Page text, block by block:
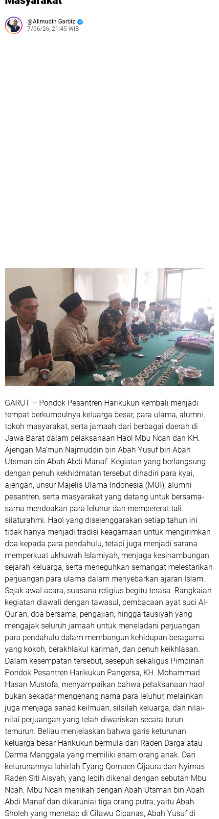
Cipta Kondusif, Polsek Wanaraja Gelar Operasi Miras di
Alimudin Garbiz
7/06/26, 21:45 WIB
GARUT – Pondok Pesantren Harikukun kembali menjadi
tempat berkumpulnya keluarga besar, para ulama, alumni,
tokoh masyarakat, serta jamaah dari berbagai daerah di
Jawa Barat dalam pelaksanaan Haol Mbu Ncah dan KH.
Ajengan Ma'mun Najmuddin bin Abah Yusuf bin Abah
Utsman bin Abah Abdi Manaf. Kegiatan yang berlangsung
dengan penuh kekhidmatan tersebut dihadiri para kyai,
ajengan, unsur Majelis Ulama Indonesia (MUI), alumni
pesantren, serta masyarakat yang datang untuk bersama-
sama mendoakan para leluhur dan mempererat tali
silaturahmi. Haol yang diselenggarakan setiap tahun ini
tidak hanya menjadi tradisi keagamaan untuk mengirimkan
doa kepada para pendahulu, tetapi juga menjadi sarana
memperkuat ukhuwah Islamiyah, menjaga kesinambungan
sejarah keluarga, serta meneguhkan semangat melestarikan
perjuangan para ulama dalam menyebarkan ajaran Islam.
Sejak awal acara, suasana religius begitu terasa. Rangkaian
kegiatan diawali dengan tawasul, pembacaan ayat suci Al-
Qur'an, doa bersama, pengajian, hingga tausiyah yang
mengajak seluruh jamaah untuk meneladani perjuangan
para pendahulu dalam membangun kehidupan beragama
yang kokoh, berakhlakul karimah, dan penuh keikhlasan.
Dalam kesempatan tersebut, sesepuh sekaligus Pimpinan
Pondok Pesantren Harikukun Pangersa, KH. Mohammad
Hasan Mustofa, menyampaikan bahwa pelaksanaan haol
bukan sekadar mengenang nama para leluhur, melainkan
juga menjaga sanad keilmuan, silsilah keluarga, dan nilai-
nilai perjuangan yang telah diwariskan secara turun-
temurun. Beliau menjelaskan bahwa garis keturunan
keluarga besar Harikukun bermula dari Raden Darga atau
Darma Manggala yang memiliki enam orang anak. Dari
keturunannya lahirlah Eyang Qornaen Cijaura dan Nyimas
Raden Siti Aisyah, yang lebih dikenal dengan sebutan Mbu
Ncah. Mbu Ncah menikah dengan Abah Utsman bin Abah
Abdi Manaf dan dikaruniai tiga orang putra, yaitu Abah
Sholeh yang menetap di Cilawu Cipanas, Abah Yusuf di